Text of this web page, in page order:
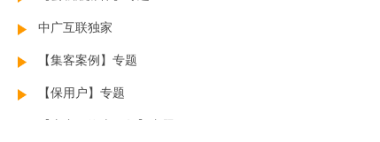
中广互联独家
【集客案例】专题
【保用户】专题